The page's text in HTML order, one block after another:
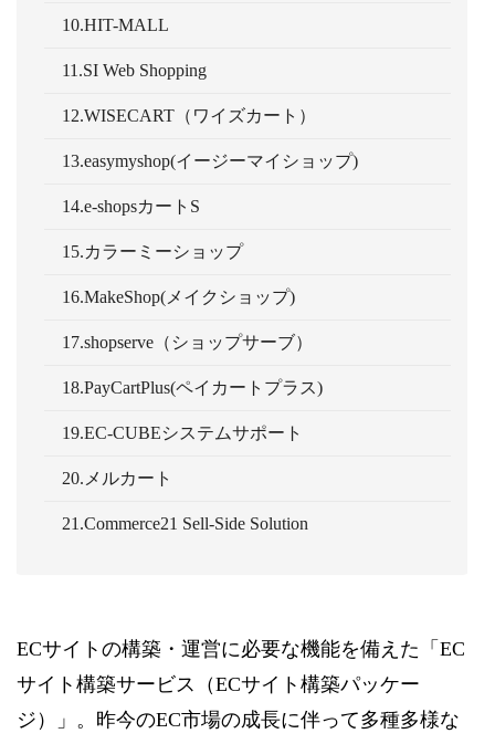
10.HIT-MALL
11.SI Web Shopping
12.WISECART（ワイズカート）
13.easymyshop(イージーマイショップ)
14.e-shopsカートS
15.カラーミーショップ
16.MakeShop(メイクショップ)
17.shopserve（ショップサーブ）
18.PayCartPlus(ペイカートプラス)
19.EC-CUBEシステムサポート
20.メルカート
21.Commerce21 Sell-Side Solution
ECサイトの構築・運営に必要な機能を備えた「EC
サイト構築サービス（ECサイト構築パッケー
ジ）」。昨今のEC市場の成長に伴って多種多様な